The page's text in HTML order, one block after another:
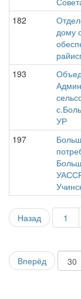
182
дому
193
УР
197
Назад 1
Вперёд